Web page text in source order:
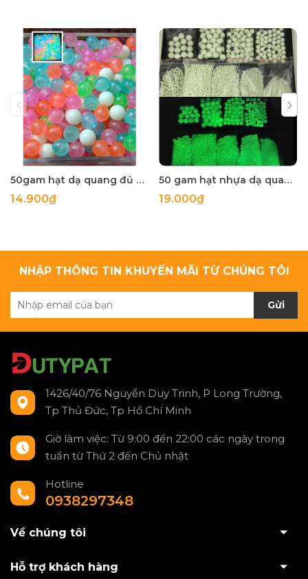
50gam hạt dạ quang đủ màu 6mm, 8mm, 10mm, 12mm, hạt nhựa tròn
14.900₫
50 gam hạt nhựa dạ quang tròn đủ size 4mm, 5mm, 6mm, 8mm, 10mm, 12mm, 14mm, 16mm ,18mm , 10mm, 22mm, 25mm
19.000₫
NHẬP THÔNG TIN KHUYẾN MÃI TỪ CHÚNG TÔI
Gửi
1426/40/76 Nguyễn Duy Trinh, P Long Trường,
Tp Thủ Đức, Tp Hồ Chí Minh
Giờ làm việc: Từ 9:00 đến 22:00 các ngày trong
tuần từ Thứ 2 đến Chủ nhật
Hotline
0938297348
Về chúng tôi
Hỗ trợ khách hàng